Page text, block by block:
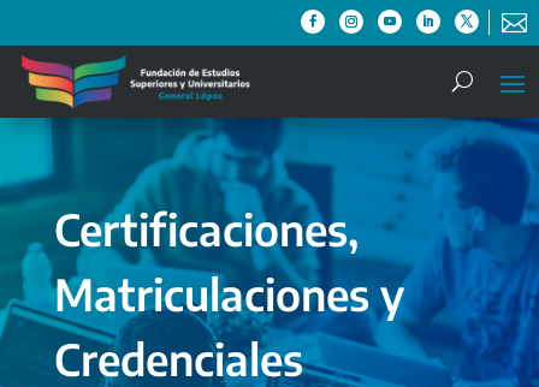

Certificaciones,
Matriculaciones y
Credenciales